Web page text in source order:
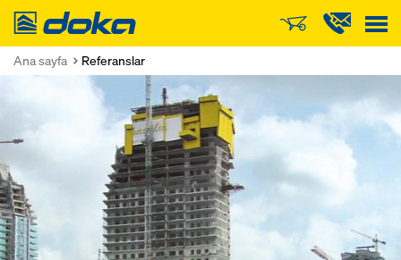
Doka
Ana sayfa Referanslar